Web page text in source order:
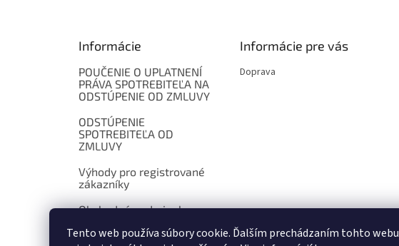
Tento web používa súbory cookie. Ďalším prechádzaním tohto webu
Informácie
POUČENIE O UPLATNENÍ
PRÁVA SPOTREBITEĽA NA
ODSTÚPENIE OD ZMLUVY
ODSTÚPENIE
SPOTREBITEĽA OD
ZMLUVY
Výhody pro registrované
zákazníky
Obchodné podmienky
Kontakt
Informácie pre vás
Doprava